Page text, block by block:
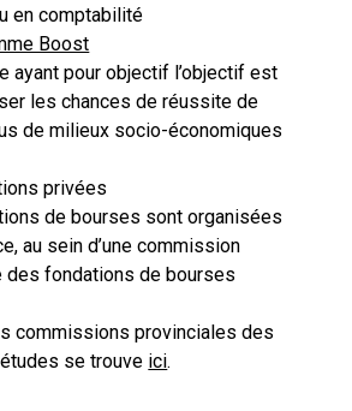
en comptabilité
Boost
ayant pour objectif l’objectif est
les chances de réussite de
de milieux socio-économiques
privées
de bourses sont organisées
au sein d’une commission
des fondations de bourses
commissions provinciales des
se trouve ici.